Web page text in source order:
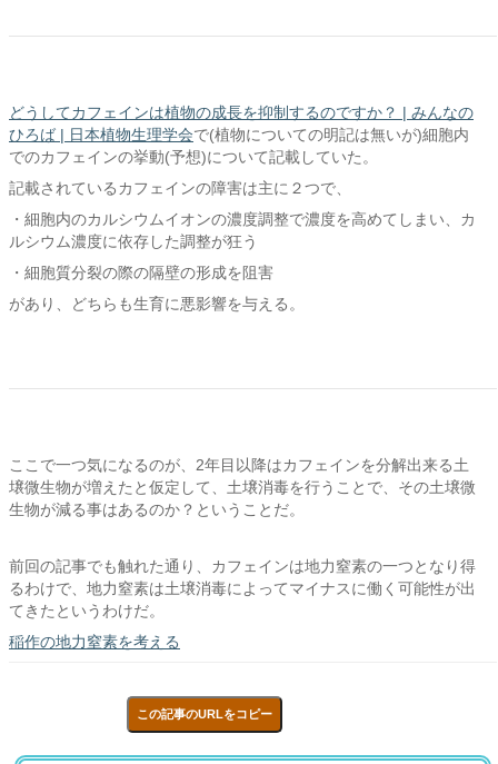
どうしてカフェインは植物の成長を抑制するのですか？ | みんなの
ひろば | 日本植物生理学会で(植物についての明記は無いが)細胞内
でのカフェインの挙動(予想)について記載していた。
記載されているカフェインの障害は主に２つで、
・細胞内のカルシウムイオンの濃度調整で濃度を高めてしまい、カ
ルシウム濃度に依存した調整が狂う
・細胞質分裂の際の隔壁の形成を阻害
があり、どちらも生育に悪影響を与える。
ここで一つ気になるのが、2年目以降はカフェインを分解出来る土
壌微生物が増えたと仮定して、土壌消毒を行うことで、その土壌微
生物が減る事はあるのか？ということだ。
前回の記事でも触れた通り、カフェインは地力窒素の一つとなり得
るわけで、地力窒素は土壌消毒によってマイナスに働く可能性が出
てきたというわけだ。
稲作の地力窒素を考える
この記事のURLをコピー